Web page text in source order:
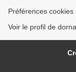
Préférences cookies
Voir le profil de